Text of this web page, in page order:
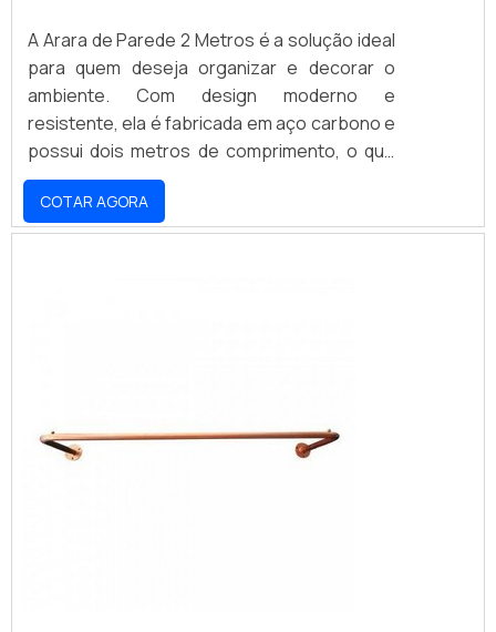
A Arara de Parede 2 Metros é a solução ideal
para quem deseja organizar e decorar o
ambiente. Com design moderno e
resistente, ela é fabricada em aço carbono e
possui dois metros de comprimento, o que
permite acomodar diversas peças de roupa.
Além disso, ela é fácil de instalar e conta com
sistema de travamento para maior
COTAR AGORA